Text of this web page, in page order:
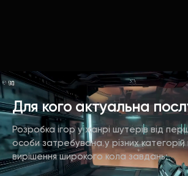
Для кого актуальна
Розробка ігор у жанрі шутерів від
особи затребувана у різних категорій
вирішення широкого кола завдань: